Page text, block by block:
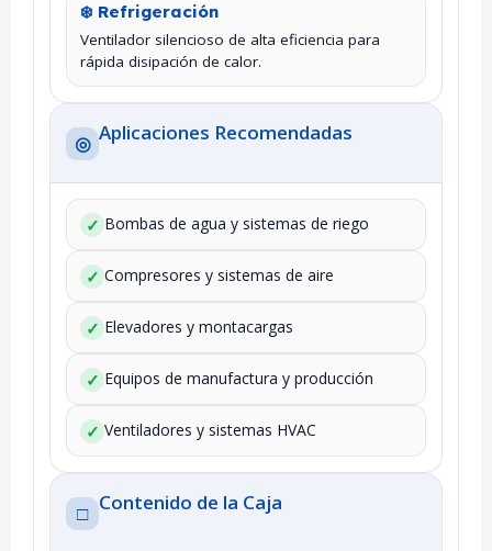
❄️ Refrigeración
Ventilador silencioso de alta eficiencia para
rápida disipación de calor.
◎ Aplicaciones Recomendadas
✓ Bombas de agua y sistemas de riego
✓ Compresores y sistemas de aire
✓ Elevadores y montacargas
✓ Equipos de manufactura y producción
✓ Ventiladores y sistemas HVAC
□ Contenido de la Caja